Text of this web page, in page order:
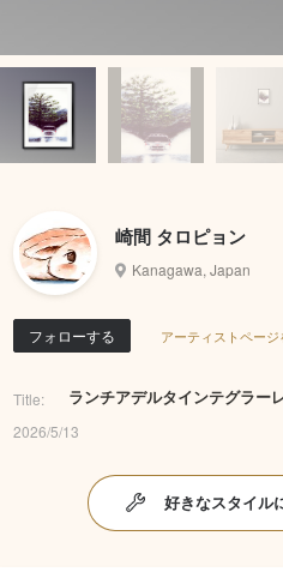
崎間 タロピョン
Kanagawa, Japan
フォローする アーティストページ
Title: ランチアデルタインテグラー
2026/5/13
好きなスタイル